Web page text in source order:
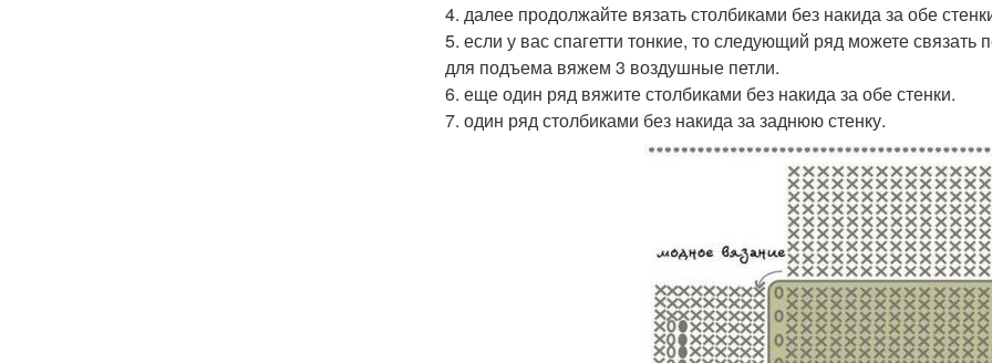
4. далее продолжайте вязать столбиками без накида за обе
5. если у вас спагетти тонкие, то следующий ряд можете
для подъема вяжем 3 воздушные петли.
6. еще один ряд вяжите столбиками без накида за обе стенки.
7. один ряд столбиками без накида за заднюю стенку.